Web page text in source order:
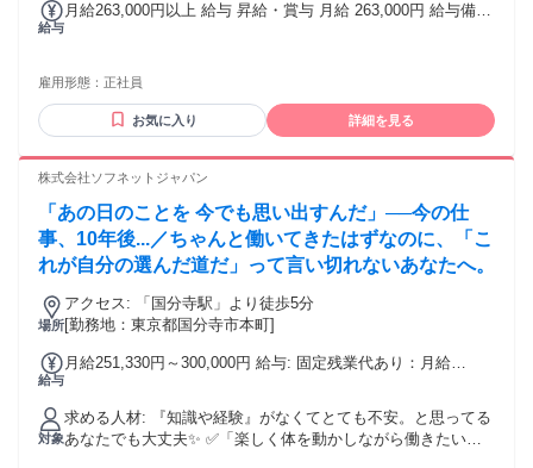
給与
月給263,000円以上 給与 昇給・賞与 月給 263,000円 給与備
雇用形態： 正社員
お気に入り 詳細を見る
株式会社ソフネットジャパン
「あの日のことを 今でも思い出すんだ」──今の仕
事、10年後...／ちゃんと働いてきたはずなのに、「こ
れが自分の選んだ道だ」って言い切れないあなたへ。
場所
アクセス: 「国分寺駅」より徒歩5分
[勤務地：東京都国分寺市本町]
給与
月給251,330円～300,000円 給与: 固定残業代あり：月給
￥55,170（36時間相当分）を含む。36時間を超える残業代は
追加で支給する。
対象
求める人材: 『知識や経験』がなくてとても不安。と思ってる
あなたでも大丈夫✨ ✅「楽しく体を動かしながら働きたい」